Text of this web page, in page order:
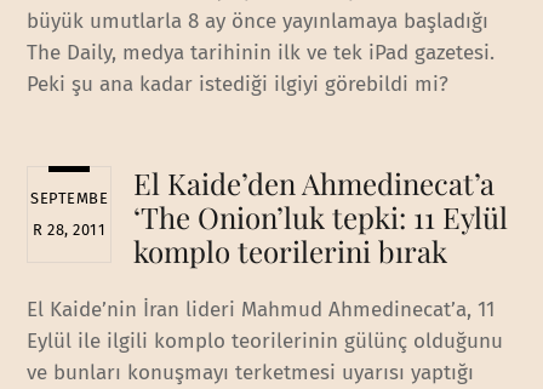
büyük umutlarla 8 ay önce yayınlamaya başladığı
The Daily, medya tarihinin ilk ve tek iPad gazetesi.
Peki şu ana kadar istediği ilgiyi görebildi mi?
SEPTEMBE
R 28, 2011
El Kaide’den Ahmedinecat’a
‘The Onion’luk tepki: 11 Eylül
komplo teorilerini bırak
El Kaide’nin İran lideri Mahmud Ahmedinecat’a, 11
Eylül ile ilgili komplo teorilerinin gülünç olduğunu
ve bunları konuşmayı terketmesi uyarısı yaptığı